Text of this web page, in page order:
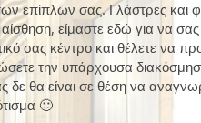
επίπλων σας. Γλάστρες και
είμαστε εδώ για να
σας κέντρο και θέλετε να
την υπάρχουσα
δε θα είναι σε θέση να
🙂